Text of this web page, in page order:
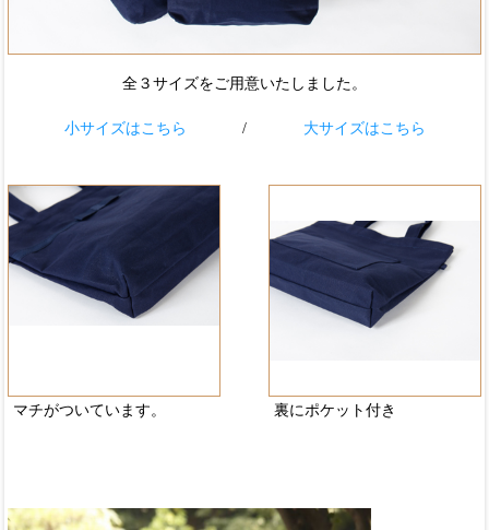
全３サイズをご用意いたしました。
小サイズはこちら / 大サイズはこちら
マチがついています。 裏にポケット付き